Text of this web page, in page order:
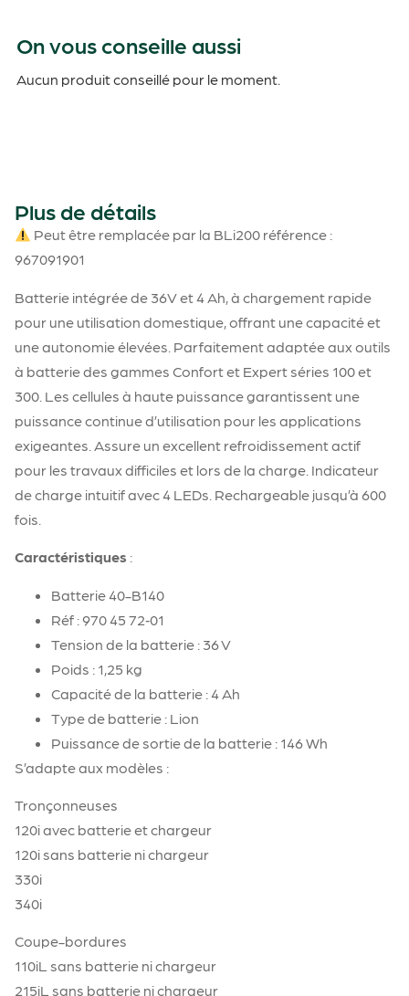
On vous conseille aussi
Aucun produit conseillé pour le moment.
Plus de détails
Peut être remplacée par la BLi200 référence :
967091901
Batterie intégrée de 36V et 4 Ah, à chargement rapide
pour une utilisation domestique, offrant une capacité et
une autonomie élevées. Parfaitement adaptée aux outils
à batterie des gammes Confort et Expert séries 100 et
300. Les cellules à haute puissance garantissent une
puissance continue d’utilisation pour les applications
exigeantes. Assure un excellent refroidissement actif
pour les travaux difficiles et lors de la charge. Indicateur
de charge intuitif avec 4 LEDs. Rechargeable jusqu’à 600
fois.
Caractéristiques :
Batterie 40-B140
Réf : 970 45 72‑01
Tension de la batterie : 36 V
Poids : 1,25 kg
Capacité de la batterie : 4 Ah
Type de batterie : Lion
Puissance de sortie de la batterie : 146 Wh
S’adapte aux modèles :
Tronçonneuses
120i avec batterie et chargeur
120i sans batterie ni chargeur
330i
340i
Coupe-bordures
110iL sans batterie ni chargeur
215iL sans batterie ni chargeur